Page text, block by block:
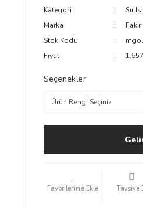
Kategori
Su
Marka
Fakir
Stok Kodu
Fiyat
Seçenekler
Tavsiye